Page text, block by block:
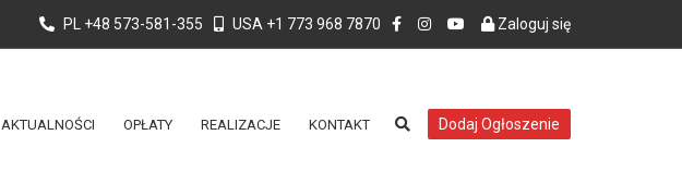
PL +48 573-581-355 USA +1 773 968 7870 Zaloguj się
AKTUALNOŚCI OPŁATY REALIZACJE KONTAKT Dodaj Ogłoszenie